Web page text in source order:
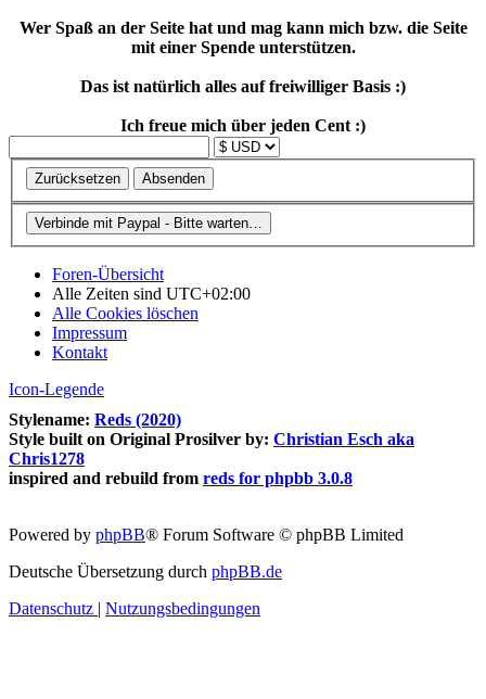
Wer Spaß an der Seite hat und mag kann mich bzw. die Seite
mit einer Spende unterstützen.
Das ist natürlich alles auf freiwilliger Basis :)
Ich freue mich über jeden Cent :)
Foren-Übersicht
Alle Zeiten sind UTC+02:00
Alle Cookies löschen
Impressum
Kontakt
Icon-Legende
Stylename: Reds (2020)
Style built on Original Prosilver by: Christian Esch aka
Chris1278
inspired and rebuild from reds for phpbb 3.0.8
Powered by phpBB® Forum Software © phpBB Limited
Deutsche Übersetzung durch phpBB.de
Datenschutz | Nutzungsbedingungen